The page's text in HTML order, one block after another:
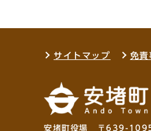
サイトマップ 免責
安堵町役場 〒639-1095